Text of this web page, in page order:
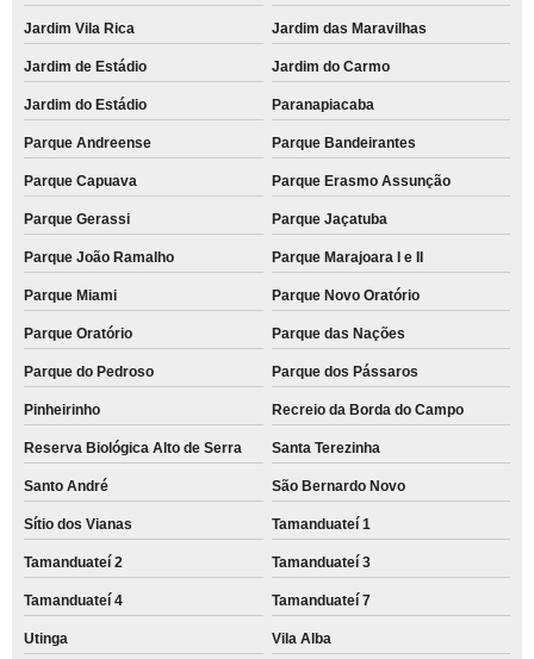
Jardim Vila Rica Jardim das Maravilhas
Jardim de Estádio Jardim do Carmo
Jardim do Estádio Paranapiacaba
Parque Andreense Parque Bandeirantes
Parque Capuava Parque Erasmo Assunção
Parque Gerassi Parque Jaçatuba
Parque João Ramalho Parque Marajoara I e II
Parque Miami Parque Novo Oratório
Parque Oratório Parque das Nações
Parque do Pedroso Parque dos Pássaros
Pinheirinho Recreio da Borda do Campo
Reserva Biológica Alto de Serra Santa Terezinha
Santo André São Bernardo Novo
Sítio dos Vianas Tamanduateí 1
Tamanduateí 2 Tamanduateí 3
Tamanduateí 4 Tamanduateí 7
Utinga Vila Alba